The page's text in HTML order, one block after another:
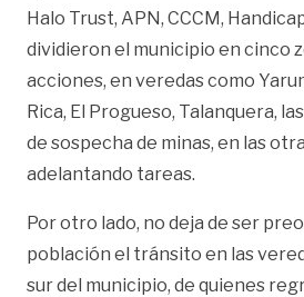
Halo Trust, APN, CCCM,
dividieron el municipio en cinco
acciones, en veredas como
Rica, El Progueso, Talanquera,
de sospecha de minas, en las
adelantando tareas.
Por otro lado, no deja de ser
población el tránsito en las
sur del municipio, de quienes